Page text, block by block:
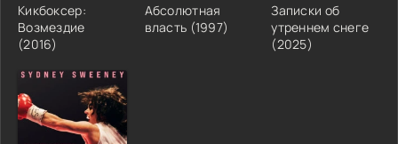
Кикбоксер:
Возмездие
(2016)
Абсолютная
власть (1997)
Записки об
утреннем снеге
(2025)